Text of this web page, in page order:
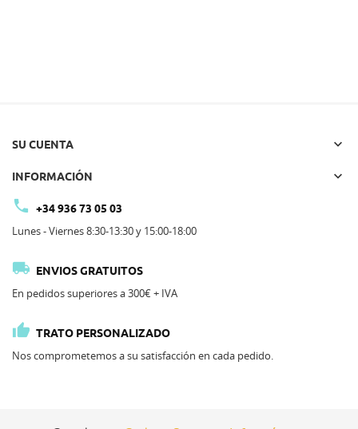
SU CUENTA 
INFORMACIÓN 
 +34 936 73 05 03
Lunes - Viernes 8:30-13:30 y 15:00-18:00
 ENVIOS GRATUITOS
En pedidos superiores a 300€ + IVA
 TRATO PERSONALIZADO
Nos comprometemos a su satisfacción en cada pedido.